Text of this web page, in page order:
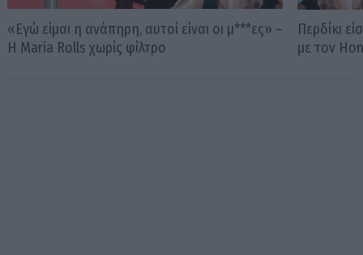
«Εγώ είμαι η ανάπηρη, αυτοί είναι οι μ***ες» –
Η Maria Rolls χωρίς φίλτρο
Περδίκι
με τον